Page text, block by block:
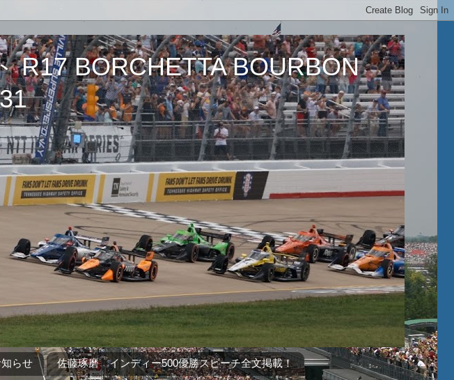
R17 BORCHETTA BOURBON
らせ
佐藤琢磨 インディー500優勝スピーチ全文掲載！